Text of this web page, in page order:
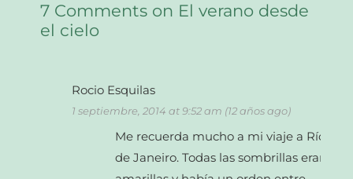
7 Comments on El verano desde
el cielo
Rocio Esquilas
1 septiembre, 2014 at 9:52 am (12 años ago)
Me recuerda mucho a mi viaje a Río
de Janeiro. Todas las sombrillas eran